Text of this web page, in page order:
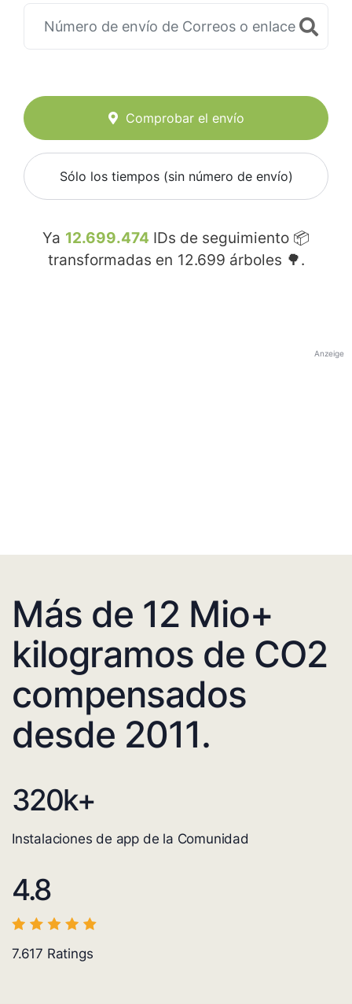
Comprobar el envío
Sólo los tiempos (sin número de envío)
Ya 12.699.474 IDs de seguimiento 📦
transformadas en 12.699 árboles 🌳.
Anzeige
Más de 12 Mio+
kilogramos de CO2
compensados
desde 2011.
320k+
Instalaciones de app de la Comunidad
4.8
7.617 Ratings